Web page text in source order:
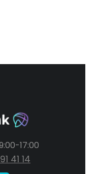
17:00
41 14